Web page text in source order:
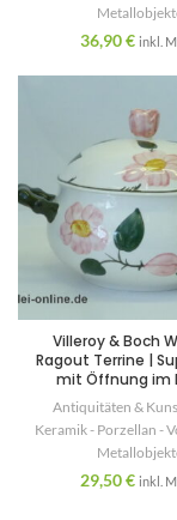
36,90€ inkl.
Villeroy & Boch
Ragout Terrine |
mit Öffnung im
Antiquitäten &
Keramik - Porzellan -
29,50€ inkl.